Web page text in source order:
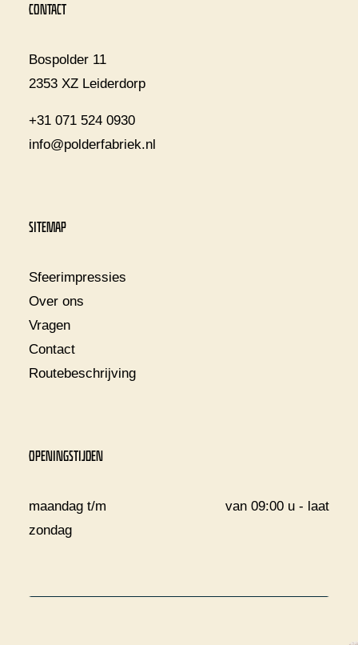
CONTACT
Bospolder 11
2353 XZ Leiderdorp
+31 071 524 0930
info@polderfabriek.nl
SITEMAP
Sfeerimpressies
Over ons
Vragen
Contact
Routebeschrijving
OPENINGSTIJDEN
maandag t/m
zondag
van 09:00 u - laat